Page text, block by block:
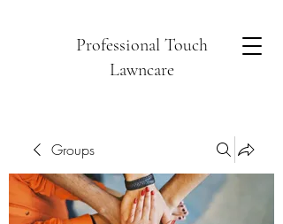
Professional Touch
Lawncare
Groups